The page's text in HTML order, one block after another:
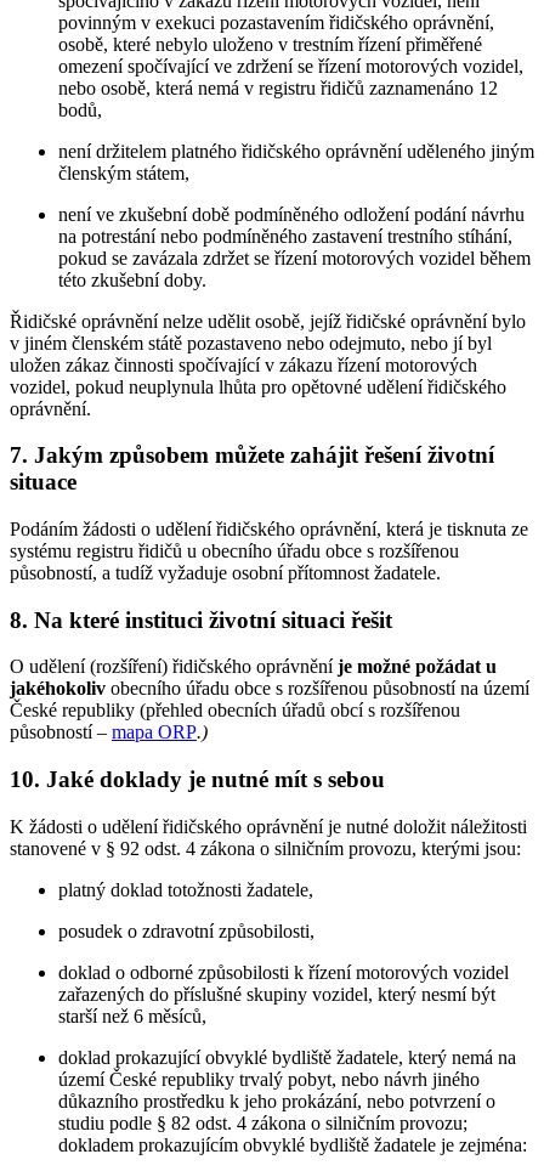
povinným v exekuci pozastavením řidičského oprávnění,
osobě, které nebylo uloženo v trestním řízení přiměřené
omezení spočívající ve zdržení se řízení motorových vozidel,
nebo osobě, která nemá v registru řidičů zaznamenáno 12
bodů,
není držitelem platného řidičského oprávnění uděleného jiným
členským státem,
není ve zkušební době podmíněného odložení podání návrhu
na potrestání nebo podmíněného zastavení trestního stíhání,
pokud se zavázala zdržet se řízení motorových vozidel během
této zkušební doby.
Řidičské oprávnění nelze udělit osobě, jejíž řidičské oprávnění bylo
v jiném členském státě pozastaveno nebo odejmuto, nebo jí byl
uložen zákaz činnosti spočívající v zákazu řízení motorových
vozidel, pokud neuplynula lhůta pro opětovné udělení řidičského
oprávnění.
7. Jakým způsobem můžete zahájit řešení životní
situace
Podáním žádosti o udělení řidičského oprávnění, která je tisknuta ze
systému registru řidičů u obecního úřadu obce s rozšířenou
působností, a tudíž vyžaduje osobní přítomnost žadatele.
8. Na které instituci životní situaci řešit
O udělení (rozšíření) řidičského oprávnění je možné požádat u
jakéhokoliv obecního úřadu obce s rozšířenou působností na území
České republiky (přehled obecních úřadů obcí s rozšířenou
působností – mapa ORP.)
10. Jaké doklady je nutné mít s sebou
K žádosti o udělení řidičského oprávnění je nutné doložit náležitosti
stanovené v § 92 odst. 4 zákona o silničním provozu, kterými jsou:
platný doklad totožnosti žadatele,
posudek o zdravotní způsobilosti,
doklad o odborné způsobilosti k řízení motorových vozidel
zařazených do příslušné skupiny vozidel, který nesmí být
starší než 6 měsíců,
doklad prokazující obvyklé bydliště žadatele, který nemá na
území České republiky trvalý pobyt, nebo návrh jiného
důkazního prostředku k jeho prokázání, nebo potvrzení o
studiu podle § 82 odst. 4 zákona o silničním provozu;
dokladem prokazujícím obvyklé bydliště žadatele je zejména: